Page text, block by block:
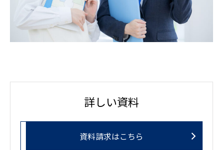
詳しい資料
資料請求はこちら